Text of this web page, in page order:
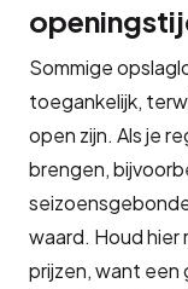
Sommige
toegankelijk,
open zijn. Als je
brengen,
waard. Houd hier
prijzen, want